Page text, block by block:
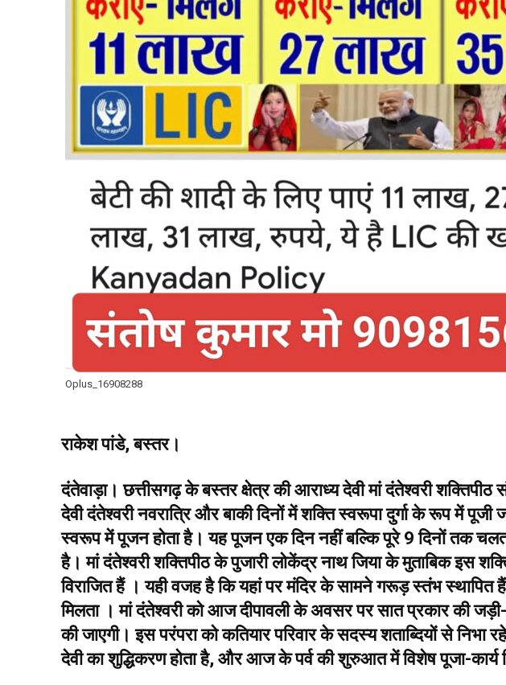
Oplus_16908288
राकेश पांडे, बस्तर।
दंतेवाड़ा। छत्तीसगढ़ के बस्तर क्षेत्र की आराध्य देवी मां दंतेश्वरी
देवी दंतेश्वरी नवरात्रि और बाकी दिनों में शक्ति स्वरूपा दुर्गा के रूप में पूजी
स्वरूप में पूजन होता है। यह पूजन एक दिन नहीं बल्कि पूरे 9 दिनों तक
है। मां दंतेश्वरी शक्तिपीठ के पुजारी लोकेंद्र नाथ जिया के मुताबिक इस
विराजित हैं । यही वजह है कि यहां पर मंदिर के सामने गरूड़ स्तंभ स्थापित
मिलता । मां दंतेश्वरी को आज दीपावली के अवसर पर सात प्रकार की
की जाएगी। इस परंपरा को कतियार परिवार के सदस्य शताब्दियाें से निभा
देवी का शुद्धिकरण होता है, और आज के पर्व की शुरुआत में विशेष पूजा-कार्य